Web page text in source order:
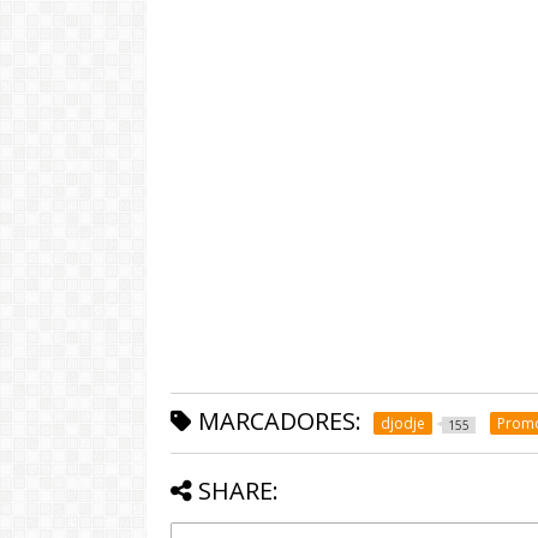
MARCADORES: djodje 155
SHARE: